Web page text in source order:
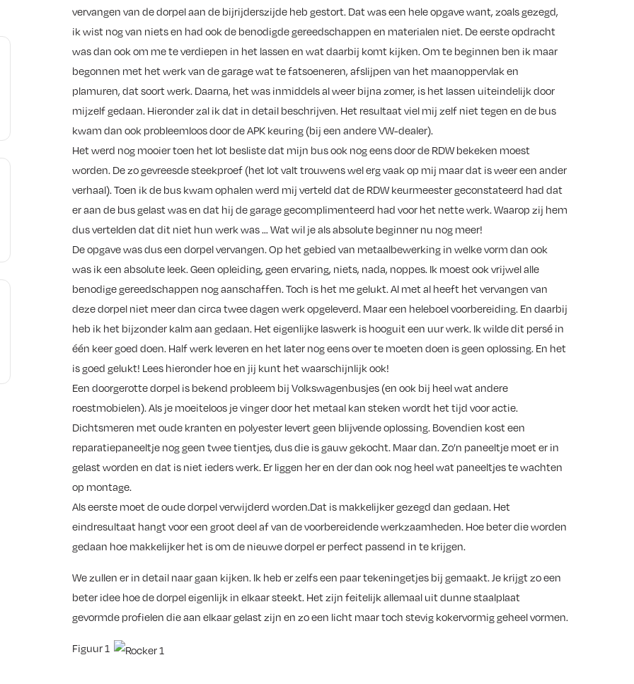
vervangen van de dorpel aan de bijrijderszijde heb gestort. Dat was een hele opgave want, zoals gezegd,
ik wist nog van niets en had ook de benodigde gereedschappen en materialen niet. De eerste opdracht
was dan ook om me te verdiepen in het lassen en wat daarbij komt kijken. Om te beginnen ben ik maar
begonnen met het werk van de garage wat te fatsoeneren, afslijpen van het maanoppervlak en
plamuren, dat soort werk. Daarna, het was inmiddels al weer bijna zomer, is het lassen uiteindelijk door
mijzelf gedaan. Hieronder zal ik dat in detail beschrijven. Het resultaat viel mij zelf niet tegen en de bus
kwam dan ook probleemloos door de APK keuring (bij een andere VW-dealer).
Het werd nog mooier toen het lot besliste dat mijn bus ook nog eens door de RDW bekeken moest
worden. De zo gevreesde steekproef (het lot valt trouwens wel erg vaak op mij maar dat is weer een ander
verhaal). Toen ik de bus kwam ophalen werd mij verteld dat de RDW keurmeester geconstateerd had dat
er aan de bus gelast was en dat hij de garage gecomplimenteerd had voor het nette werk. Waarop zij hem
dus vertelden dat dit niet hun werk was … Wat wil je als absolute beginner nu nog meer!
De opgave was dus een dorpel vervangen. Op het gebied van metaalbewerking in welke vorm dan ook
was ik een absolute leek. Geen opleiding, geen ervaring, niets, nada, noppes. Ik moest ook vrijwel alle
benodige gereedschappen nog aanschaffen. Toch is het me gelukt. Al met al heeft het vervangen van
deze dorpel niet meer dan circa twee dagen werk opgeleverd. Maar een heleboel voorbereiding. En daarbij
heb ik het bijzonder kalm aan gedaan. Het eigenlijke laswerk is hooguit een uur werk. Ik wilde dit persé in
één keer goed doen. Half werk leveren en het later nog eens over te moeten doen is geen oplossing. En het
is goed gelukt! Lees hieronder hoe en jij kunt het waarschijnlijk ook!
Een doorgerotte dorpel is bekend probleem bij Volkswagenbusjes (en ook bij heel wat andere
roestmobielen). Als je moeiteloos je vinger door het metaal kan steken wordt het tijd voor actie.
Dichtsmeren met oude kranten en polyester levert geen blijvende oplossing. Bovendien kost een
reparatiepaneeltje nog geen twee tientjes, dus die is gauw gekocht. Maar dan. Zo’n paneeltje moet er in
gelast worden en dat is niet ieders werk. Er liggen her en der dan ook nog heel wat paneeltjes te wachten
op montage.
Als eerste moet de oude dorpel verwijderd worden.Dat is makkelijker gezegd dan gedaan. Het
eindresultaat hangt voor een groot deel af van de voorbereidende werkzaamheden. Hoe beter die worden
gedaan hoe makkelijker het is om de nieuwe dorpel er perfect passend in te krijgen.
We zullen er in detail naar gaan kijken. Ik heb er zelfs een paar tekeningetjes bij gemaakt. Je krijgt zo een
beter idee hoe de dorpel eigenlijk in elkaar steekt. Het zijn feitelijk allemaal uit dunne staalplaat
gevormde profielen die aan elkaar gelast zijn en zo een licht maar toch stevig kokervormig geheel vormen.
Figuur 1